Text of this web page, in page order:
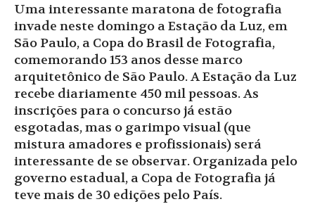
Uma interessante maratona de fotografia
invade neste domingo a Estação da Luz, em
São Paulo, a Copa do Brasil de Fotografia,
comemorando 153 anos desse marco
arquitetônico de São Paulo. A Estação da Luz
recebe diariamente 450 mil pessoas. As
inscrições para o concurso já estão
esgotadas, mas o garimpo visual (que
mistura amadores e profissionais) será
interessante de se observar. Organizada pelo
governo estadual, a Copa de Fotografia já
teve mais de 30 edições pelo País.